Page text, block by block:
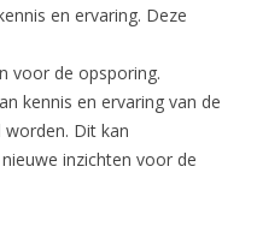
en ervaring. Deze
voor de opsporing.
kennis en ervaring van de
Dit kan
inzichten voor de